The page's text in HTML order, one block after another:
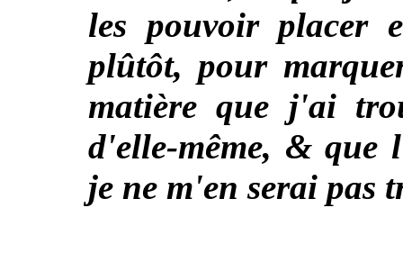
les pouvoir placer
plûtôt, pour
matière que j'ai
d'elle-même, & que
je ne m'en serai pas